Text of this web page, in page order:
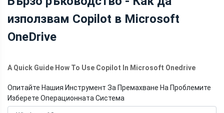
използвам Copilot в Microsoft
OneDrive
A Quick Guide How To Use Copilot In Microsoft Onedrive
Опитайте Нашия Инструмент За Премахване На Проблемите
Изберете Операционната Система